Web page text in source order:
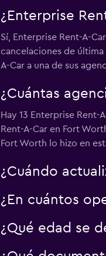
¿Enterprise
Sí, Enterprise Rent-A-
cancelaciones de última
A-Car a una de sus
¿Cuántas
Hay 13 Enterprise
Rent-A-Car en Fort
Fort Worth lo hizo en
¿Cuándo
¿En cuántos
¿Qué edad se